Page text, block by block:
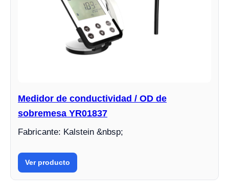
Medidor de conductividad / OD de
sobremesa YR01837
Fabricante: Kalstein &nbsp;
Ver producto